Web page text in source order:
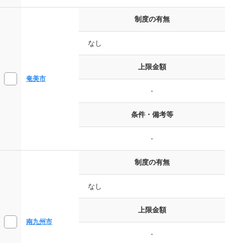
奄美市
制度の有無
なし
上限金額
-
条件・備考等
-
南九州市
制度の有無
なし
上限金額
-